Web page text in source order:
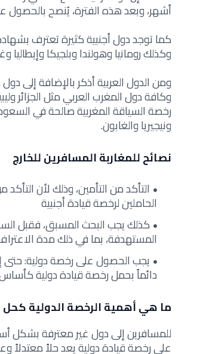
أشهر، وبعد هذه الفترة، يُنصح
كما توجد دول أجنبية كثيرة تعترف بشهادة
وكذلك رومانيا وهولندا وبلجيكا وإيطاليا
ومن الدول العربية أذكر بالإضافة إلى
وكافة دول المغرب العربي مثل الجزائر وليبيا
رخصة السياقة المغربية صالحة في
ونيجيريا والغابون.
نصائح للمغاربة المسافرين للخارج
التأكد من التأمين، وذلك لأن
الحاملين لرخصة قيادة أجنبية
كذلك يجب البحث المسبق، فقبل
المستهدفة، بما في ذلك مدة
يجب الحصول على رخصة دولية: حتى
دائماً بحمل رخصة قيادة دولية
ما هي أهمية الرخصة الدولية
للمسافرين إلى دول غير معترفة بشكل
على رخصة قيادة دولية يعد حلاً معتدلاً